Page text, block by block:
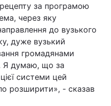
за програмою
через яку
до вузького
дуже вузький
громадянами
Я думаю, що за
системи цей
розширити», - сказав